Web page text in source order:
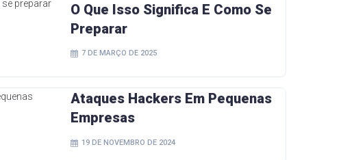
O Que Isso Significa E Como Se
Preparar
7 DE MARÇO DE 2025
Ataques Hackers Em Pequenas
Empresas
19 DE NOVEMBRO DE 2024